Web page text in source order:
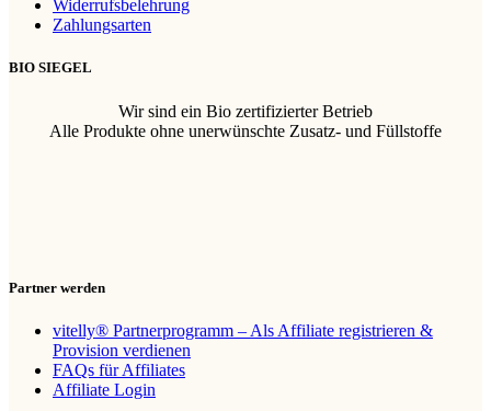
Widerrufsbelehrung
Zahlungsarten
BIO SIEGEL
Wir sind ein Bio zertifizierter Betrieb
Alle Produkte ohne unerwünschte Zusatz- und Füllstoffe
Partner werden
vitelly® Partnerprogramm – Als Affiliate registrieren &
Provision verdienen
FAQs für Affiliates
Affiliate Login